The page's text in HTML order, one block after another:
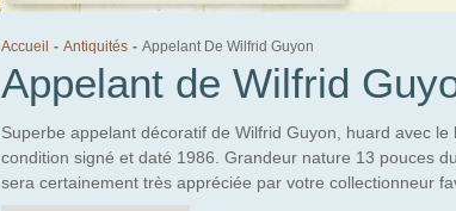
Accueil - Antiquités - Appelant De Wilfrid Guyon
Appelant de Wilfrid
Superbe appelant décoratif de Wilfrid Guyon, huard avec le
condition signé et daté 1986. Grandeur nature 13 pouces
sera certainement très appréciée par votre collectionneur